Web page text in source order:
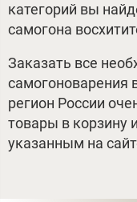
категорий вы
самогона
Заказать все
самогоноварения
регион России
товары в корзину
указанным на